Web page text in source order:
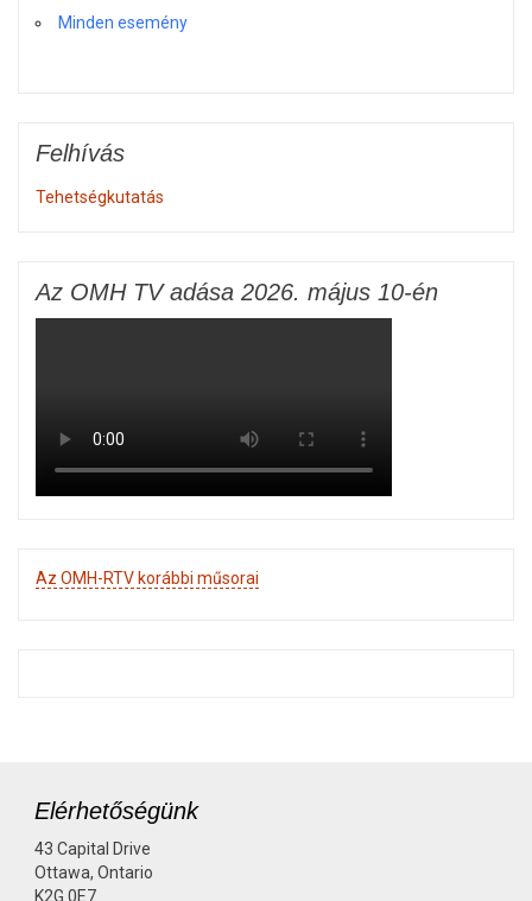
Minden esemény
Felhívás
Tehetségkutatás
Az OMH TV adása 2026. május 10-én
Az OMH-RTV korábbi műsorai
Elérhetőségünk
43 Capital Drive
Ottawa, Ontario
K2G 0E7